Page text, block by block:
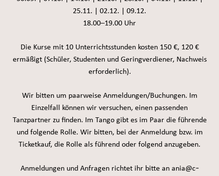
25.11. | 02.12. | 09.12.
18.00–19.00 Uhr
Die Kurse mit 10 Unterrichtsstunden kosten 150 €, 120 €
ermäßigt (Schüler, Studenten und Geringverdiener, Nachweis
erforderlich).
Wir bitten um paarweise Anmeldungen/Buchungen. Im
Einzelfall können wir versuchen, einen passenden
Tanzpartner zu finden. Im Tango gibt es im Paar die führende
und folgende Rolle. Wir bitten, bei der Anmeldung bzw. im
Ticketkauf, die Rolle als führend oder folgend anzugeben.
Anmeldungen und Anfragen richtet ihr bitte an ania@c-